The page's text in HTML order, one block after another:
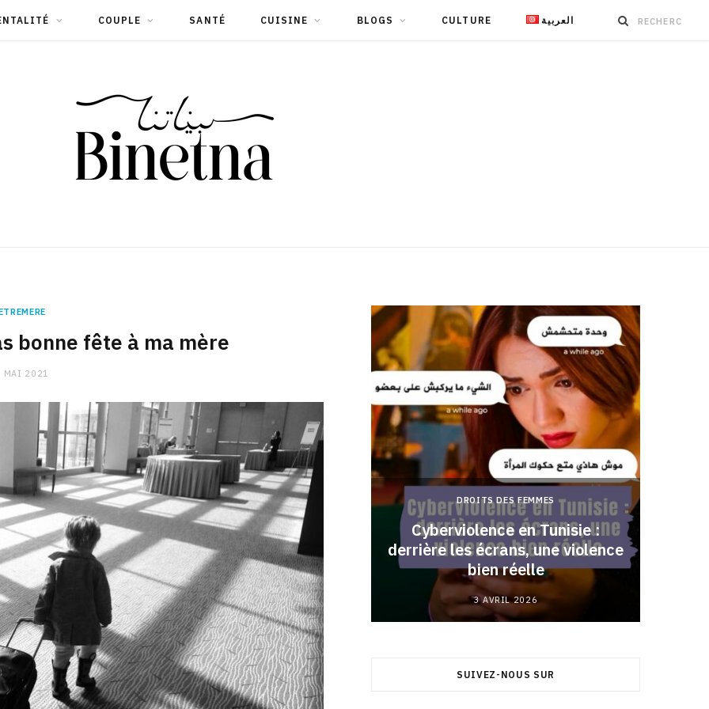
COUPLE SANTÉ CUISINE BLOGS CULTURE العربية
bonne fête à ma mère
MAI 2021
CHARGE MENTALE
Stress après le travail :
comment relâcher la pression
9 JANVIER 2026
DROITS DES FEMMES
Cyberviolence en Tunisie :
derrière les écrans, une violence
bien réelle
3 AVRIL 2026
SUIVEZ-NOUS SUR